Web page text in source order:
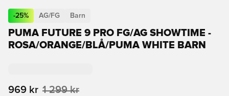
-25% AG/FG Barn
PUMA FUTURE 9 PRO FG/AG SHOWTIME -
ROSA/ORANGE/BLÅ/PUMA WHITE BARN
969 kr 1 299 kr